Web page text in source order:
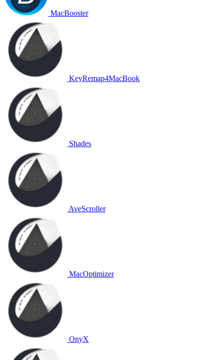
MacBooster
KeyRemap4MacBook
Shades
AveScroller
MacOptimizer
OnyX